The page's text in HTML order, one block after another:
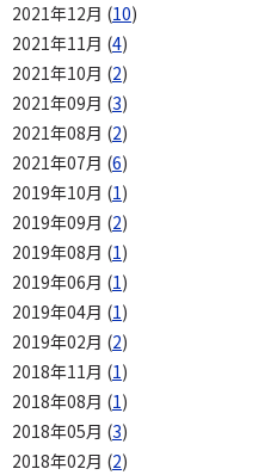
2021年12月 (10)
2021年11月 (4)
2021年10月 (2)
2021年09月 (3)
2021年08月 (2)
2021年07月 (6)
2019年10月 (1)
2019年09月 (2)
2019年08月 (1)
2019年06月 (1)
2019年04月 (1)
2019年02月 (2)
2018年11月 (1)
2018年08月 (1)
2018年05月 (3)
2018年02月 (2)